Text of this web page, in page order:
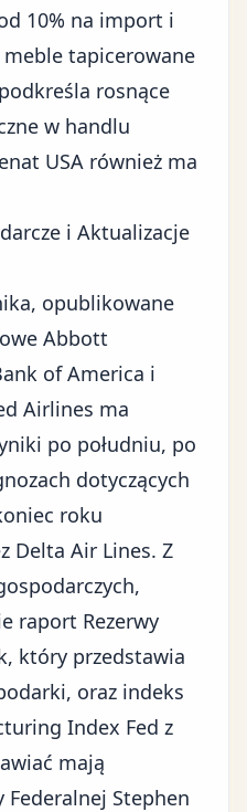
10% na import i
tapicerowane
rosnące
w handlu
USA również ma
i Aktualizacje
opublikowane
Abbott
of America i
Airlines ma
po południu, po
dotyczących
roku
Delta Air Lines. Z
raport Rezerwy
który przedstawia
oraz indeks
Index Fed z
mają
Federalnej Stephen